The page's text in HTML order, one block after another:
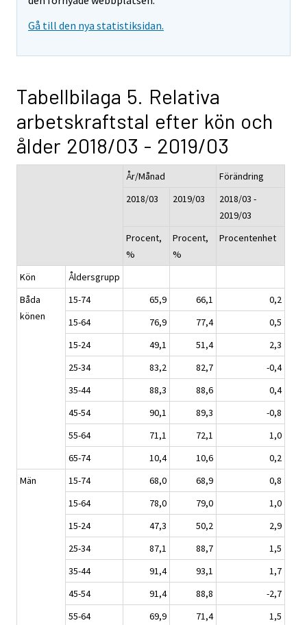
Gå till den nya statistiksidan.
Tabellbilaga 5. Relativa
arbetskraftstal efter kön och
ålder 2018/03 - 2019/03
År/Månad
Förändring
2018/03
2019/03
2018/03 -
2019/03
Procent,
%
Procent,
%
Procentenhet
Kön
Åldersgrupp
Båda
könen
15-74 65,9 66,1
0,2
15-64
76,9 77,4
0,5
15-24
49,1 51,4
2,3
25-34
83,2 82,7
-0,4
35-44
88,3 88,6
0,4
45-54
90,1 89,3
-0,8
55-64
71,1 72,1
1,0
65-74
10,4 10,6
0,2
Män
15-74 68,0 68,9
0,8
15-64
78,0 79,0
1,0
15-24
47,3 50,2
2,9
25-34
87,1 88,7
1,5
35-44
91,4 93,1
1,7
45-54
91,4 88,8
-2,7
55-64
69,9 71,4
1,5